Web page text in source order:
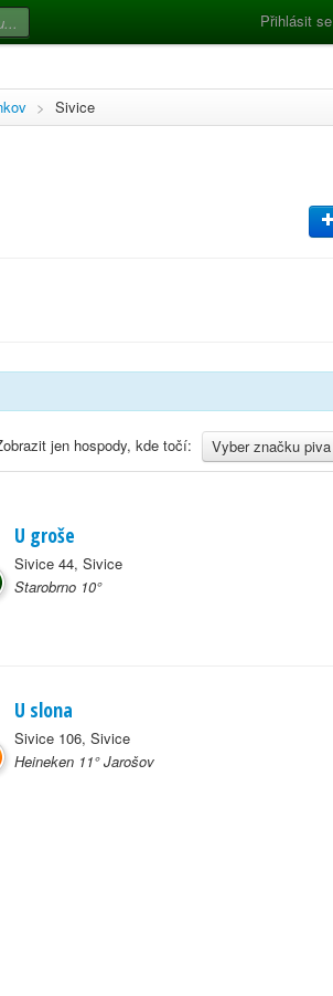
Přihlásit se
> Sivice
Vyber značku piva
jen hospody, kde točí:
U groše
Sivice 44, Sivice
Starobrno 10°
U slona
Sivice 106, Sivice
Heineken 11° Jarošov